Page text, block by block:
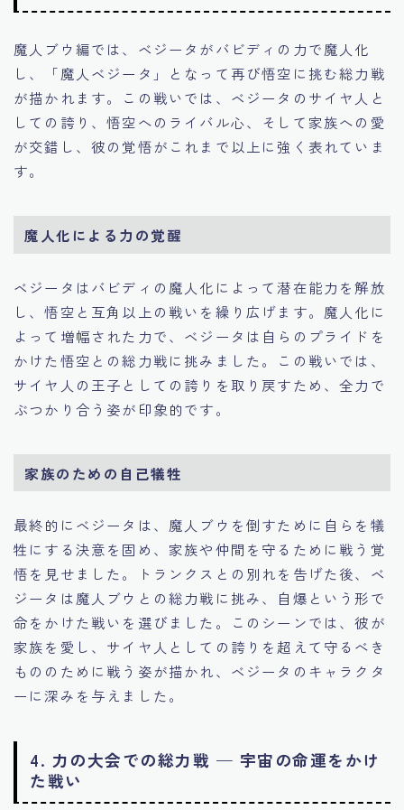
魔人ブウ編では、ベジータがバビディの力で魔人化
し、「魔人ベジータ」となって再び悟空に挑む総力戦
が描かれます。この戦いでは、ベジータのサイヤ人と
しての誇り、悟空へのライバル心、そして家族への愛
が交錯し、彼の覚悟がこれまで以上に強く表れていま
す。
魔人化による力の覚醒
ベジータはバビディの魔人化によって潜在能力を解放
し、悟空と互角以上の戦いを繰り広げます。魔人化に
よって増幅された力で、ベジータは自らのプライドを
かけた悟空との総力戦に挑みました。この戦いでは、
サイヤ人の王子としての誇りを取り戻すため、全力で
ぶつかり合う姿が印象的です。
家族のための自己犠牲
最終的にベジータは、魔人ブウを倒すために自らを犠
牲にする決意を固め、家族や仲間を守るために戦う覚
悟を見せました。トランクスとの別れを告げた後、ベ
ジータは魔人ブウとの総力戦に挑み、自爆という形で
命をかけた戦いを選びました。このシーンでは、彼が
家族を愛し、サイヤ人としての誇りを超えて守るべき
もののために戦う姿が描かれ、ベジータのキャラクタ
ーに深みを与えました。
4. 力の大会での総力戦 — 宇宙の命運をかけ
た戦い